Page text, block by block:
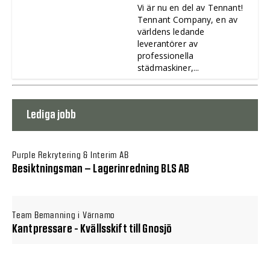
Vi är nu en del av Tennant!
Tennant Company, en av
världens ledande
leverantörer av
professionella
städmaskiner,...
Lediga jobb
Purple Rekrytering & Interim AB
Besiktningsman – Lagerinredning BLS AB
Team Bemanning i Värnamo
Kantpressare - Kvällsskift till Gnosjö